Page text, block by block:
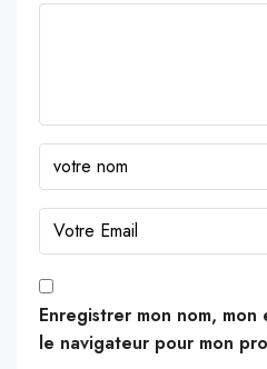
Enregistrer mon nom,
le navigateur pour mon